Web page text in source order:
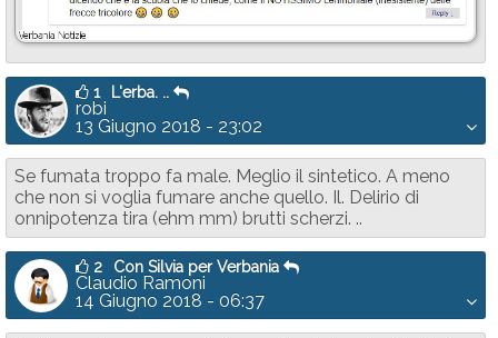
1 L'erba. ..
robi
13 Giugno 2018 - 23:02
Se fumata troppo fa male. Meglio il sintetico. A meno
che non si voglia fumare anche quello. Il. Delirio di
onnipotenza tira (ehm mm) brutti scherzi. ..
2 Con Silvia per Verbania
Claudio Ramoni
14 Giugno 2018 - 06:37